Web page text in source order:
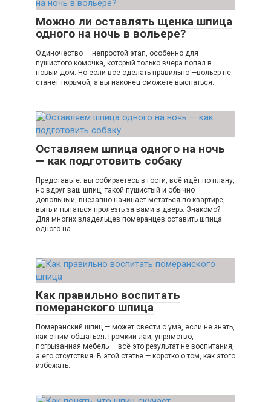
Можно ли оставлять щенка шпица
одного на ночь в вольере?
Одиночество — непростой этап, особенно для
пушистого комочка, который только вчера попал в
новый дом. Но если всё сделать правильно —вольер не
станет тюрьмой, а вы наконец сможете выспаться.
Оставляем шпица одного на ночь
— как подготовить собаку
Представьте: вы собираетесь в гости, всё идёт по плану,
но вдруг ваш шпиц, такой пушистый и обычно
довольный, внезапно начинает метаться по квартире,
выть и пытаться пролезть за вами в дверь. Знакомо?
Для многих владельцев померанцев оставить шпица
одного на
Как правильно воспитать
померанского шпица
Померанский шпиц — может свести с ума, если не знать,
как с ним общаться. Громкий лай, упрямство,
погрызанная мебель — всё это результат не воспитания,
а его отсутствия. В этой статье — коротко о том, как этого
избежать.